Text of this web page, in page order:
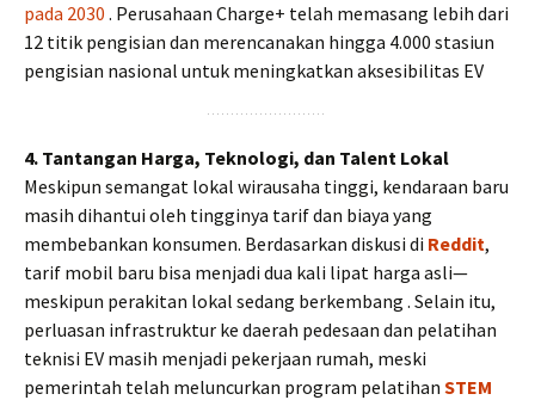
pada 2030 . Perusahaan Charge+ telah memasang lebih dari
12 titik pengisian dan merencanakan hingga 4.000 stasiun
pengisian nasional untuk meningkatkan aksesibilitas EV
4. Tantangan Harga, Teknologi, dan Talent Lokal
Meskipun semangat lokal wirausaha tinggi, kendaraan baru
masih dihantui oleh tingginya tarif dan biaya yang
membebankan konsumen. Berdasarkan diskusi di Reddit,
tarif mobil baru bisa menjadi dua kali lipat harga asli—
meskipun perakitan lokal sedang berkembang . Selain itu,
perluasan infrastruktur ke daerah pedesaan dan pelatihan
teknisi EV masih menjadi pekerjaan rumah, meski
pemerintah telah meluncurkan program pelatihan STEM